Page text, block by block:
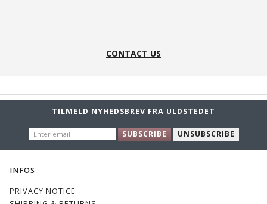
CONTACT US
TILMELD NYHEDSBREV FRA ULDSTEDET
EMAIL
SUBSCRIBE UNSUBSCRIBE
INFOS
PRIVACY NOTICE